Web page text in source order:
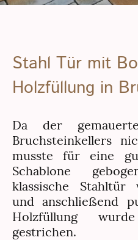
Stahl Tür mit
Holzfüllung in
Da der
Bruchsteinkellers
musste für eine
Schablone
klassische Stahltür
und anschließend
Holzfüllung
gestrichen.